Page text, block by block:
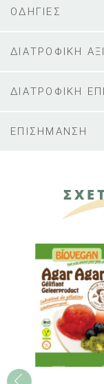
ΟΔΗΓΙΕΣ
ΔΙΑΤΡΟΦΙΚΗ
ΔΙΑΤΡΟΦΙΚΗ
ΕΠΙΣΗΜΑΝΣΗ